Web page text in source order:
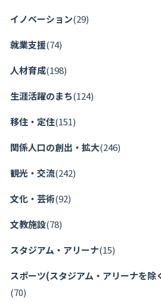
イノベーション(29)
就業支援(74)
人材育成(198)
生涯活躍のまち(124)
移住・定住(151)
関係人口の創出・拡大(246)
観光・交流(242)
文化・芸術(92)
文教施設(78)
スタジアム・アリーナ(15)
スポーツ(スタジアム・アリーナを除
(70)